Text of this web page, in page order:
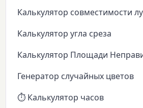
Калькулятор совместимости
Калькулятор угла среза
Калькулятор Площади
Генератор случайных цветов
⏱️ Калькулятор часов